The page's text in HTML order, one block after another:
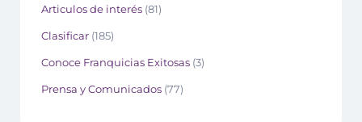
Articulos de interés (81)
Clasificar (185)
Conoce Franquicias Exitosas (3)
Prensa y Comunicados (77)